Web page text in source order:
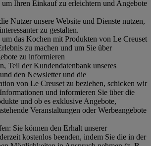
Ihren Einkauf zu erleichtern und Angebote
Nutzer unsere Website und Dienste nutzen,
zu gestalten.
das Kochen mit Produkten von Le Creuset
zu machen und um Sie über
zu informieren
Teil der Kundendatenbank unseres
den Newsletter und die
von Le Creuset zu beziehen, schicken wir
und informieren Sie über die
und ob es exklusive Angebote,
Veranstaltungen oder Werbeangebote
Sie können den Erhalt unserer
kostenlos beenden, indem Sie die in der